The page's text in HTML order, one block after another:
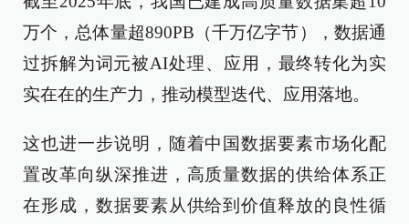
万个，总体量超890PB（千万亿字节），数据通
过拆解为词元被AI处理、应用，最终转化为实
实在在的生产力，推动模型迭代、应用落地。
这也进一步说明，随着中国数据要素市场化配
置改革向纵深推进，高质量数据的供给体系正
在形成，数据要素从供给到价值释放的良性循